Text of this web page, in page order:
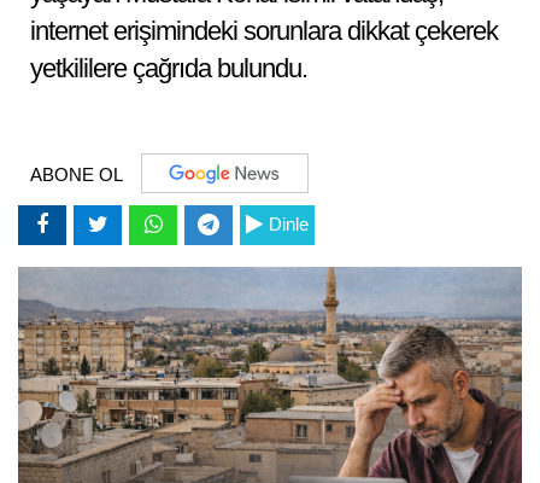
internet erişimindeki sorunlara dikkat çekerek
yetkililere çağrıda bulundu.
ABONE OL
Dinle